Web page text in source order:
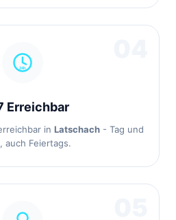
Erreichbar
in Latschach - Tag und
auch Feiertags.